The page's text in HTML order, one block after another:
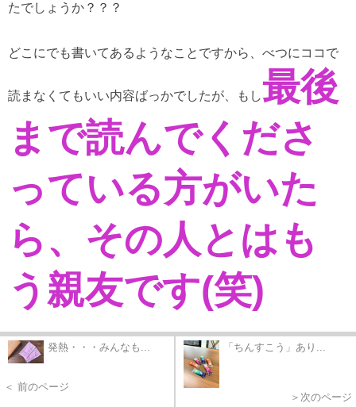
たでしょうか？？？
どこにでも書いてあるようなことですから、べつにココで
読まなくてもいい内容ばっかでしたが、もし最後
まで読んでくださ
っている方がいた
ら、その人とはも
う親友です(笑)
発熱・・・みんなも...
＜ 前のページ
「ちんすこう」あり...
＞次のページ